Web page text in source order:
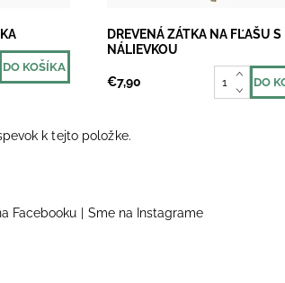
DREVENÁ ZÁTKA NA FĽAŠU S
NÁLIEVKOU
€7,90
k tejto položke.
Facebooku Sme na Instagrame